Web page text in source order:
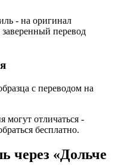
- на оригинал
заверенный перевод
с переводом на
могут отличаться -
бесплатно.
через «Дольче